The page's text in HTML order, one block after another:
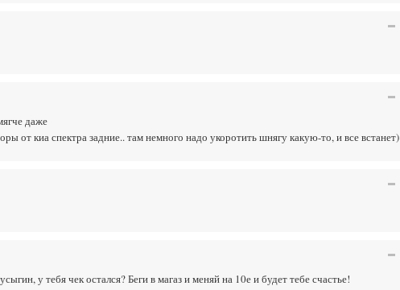
даже
от киа спектра задние.. там немного надо укоротить шнягу какую-то, и все встанет)
у тебя чек остался? Беги в магаз и меняй на 10е и будет тебе счастье!